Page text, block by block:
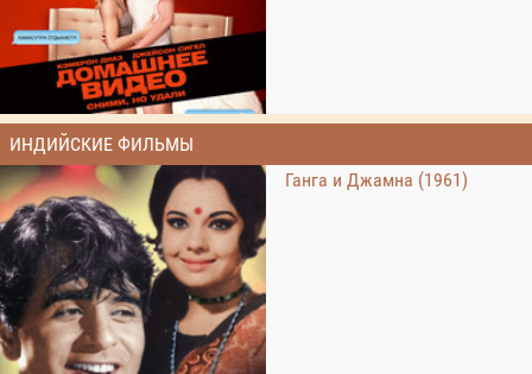
ИНДИЙСКИЕ ФИЛЬМЫ
Ганга и Джамна (1961)